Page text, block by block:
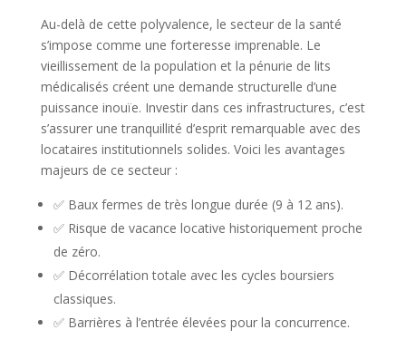
Au-delà de cette polyvalence, le secteur de la santé
s’impose comme une forteresse imprenable. Le
vieillissement de la population et la pénurie de lits
médicalisés créent une demande structurelle d’une
puissance inouïe. Investir dans ces infrastructures, c’est
s’assurer une tranquillité d’esprit remarquable avec des
locataires institutionnels solides. Voici les avantages
majeurs de ce secteur :
✅ Baux fermes de très longue durée (9 à 12 ans).
✅ Risque de vacance locative historiquement proche
de zéro.
✅ Décorrélation totale avec les cycles boursiers
classiques.
✅ Barrières à l’entrée élevées pour la concurrence.